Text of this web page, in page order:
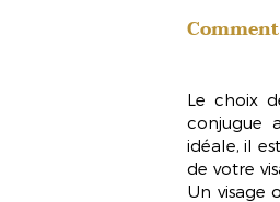
Le choix
conjugue
idéale, il
de votre
Un visage